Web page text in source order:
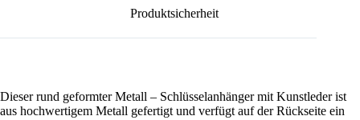
Produktsicherheit
Dieser rund geformter Metall – Schlüsselanhänger mit Kunstleder ist
aus hochwertigem Metall gefertigt und verfügt auf der Rückseite ein